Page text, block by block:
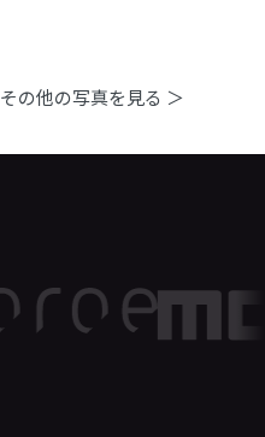
その他の写真を見る ＞